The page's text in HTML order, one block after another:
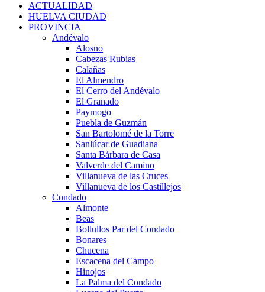
ACTUALIDAD
HUELVA CIUDAD
PROVINCIA
Andévalo
Alosno
Cabezas Rubias
Calañas
El Almendro
El Cerro del Andévalo
El Granado
Paymogo
Puebla de Guzmán
San Bartolomé de la Torre
Sanlúcar de Guadiana
Santa Bárbara de Casa
Valverde del Camino
Villanueva de las Cruces
Villanueva de los Castillejos
Condado
Almonte
Beas
Bollullos Par del Condado
Bonares
Chucena
Escacena del Campo
Hinojos
La Palma del Condado